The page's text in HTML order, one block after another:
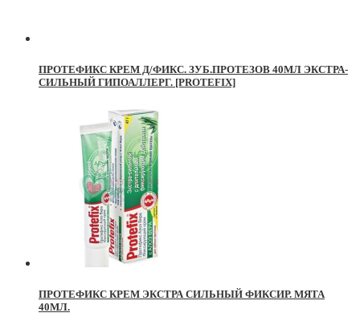
ПРОТЕФИКС КРЕМ Д/ФИКС. ЗУБ.ПРОТЕЗОВ 40МЛ ЭКСТРА-
СИЛЬНЫЙ ГИПОАЛЛЕРГ. [PROTEFIX]
ПРОТЕФИКС КРЕМ ЭКСТРА СИЛЬНЫЙ ФИКСИР. МЯТА
40МЛ.